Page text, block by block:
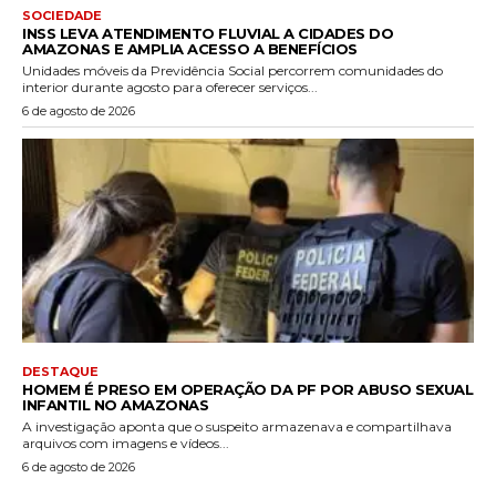
SOCIEDADE
INSS LEVA ATENDIMENTO FLUVIAL A CIDADES DO
AMAZONAS E AMPLIA ACESSO A BENEFÍCIOS
Unidades móveis da Previdência Social percorrem comunidades do
interior durante agosto para oferecer serviços...
6 de agosto de 2026
DESTAQUE
HOMEM É PRESO EM OPERAÇÃO DA PF POR ABUSO SEXUAL
INFANTIL NO AMAZONAS
A investigação aponta que o suspeito armazenava e compartilhava
arquivos com imagens e vídeos...
6 de agosto de 2026